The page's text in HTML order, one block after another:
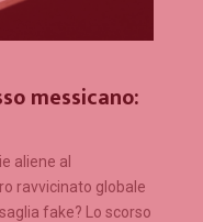
messicano:
aliene al
ravvicinato globale
fake? Lo scorso